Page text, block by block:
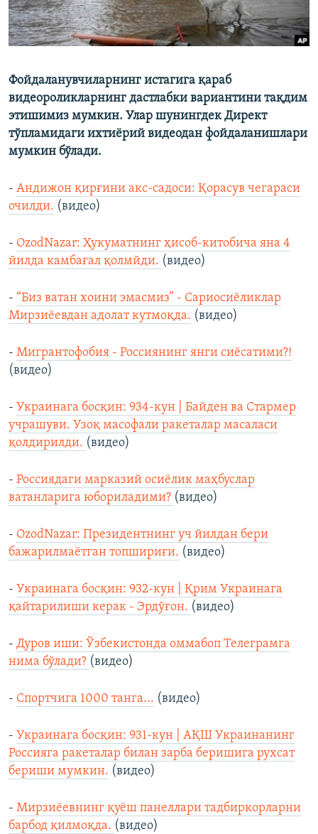
Фойдаланувчиларнинг истагига қараб
видеороликларнинг дастлабки вариантини тақдим
этишимиз мумкин. Улар шунингдек Директ
тўпламидаги ихтиёрий видеодан фойдаланишлари
мумкин бўлади.
- Андижон қирғини акс-садоси: Қорасув чегараси
очилди. (видео)
- OzodNazar: Ҳукуматнинг ҳисоб-китобича яна 4
йилда камбағал қолмйди. (видео)
- “Биз ватан хоини эмасмиз” - Сариосиёликлар
Мирзиёевдан адолат кутмоқда. (видео)
- Мигрантофобия - Россиянинг янги сиёсатими?!
(видео)
- Украинага босқин: 934-кун | Байден ва Стармер
учрашуви. Узоқ масофали ракеталар масаласи
қолдирилди. (видео)
- Россиядаги марказий осиёлик маҳбуслар
ватанларига юбориладими? (видео)
- OzodNazar: Президентнинг уч йилдан бери
бажарилмаётган топшириғи. (видео)
- Украинага босқин: 932-кун | Қрим Украинага
қайтарилиши керак - Эрдўғон. (видео)
- Дуров иши: Ўзбекистонда оммабоп Телеграмга
нима бўлади? (видео)
- Спортчига 1000 танга... (видео)
- Украинага босқин: 931-кун | АҚШ Украинанинг
Россияга ракеталар билан зарба беришига рухсат
бериши мумкин. (видео)
- Мирзиёевнинг қуёш панеллари тадбиркорларни
барбод қилмоқда. (видео)